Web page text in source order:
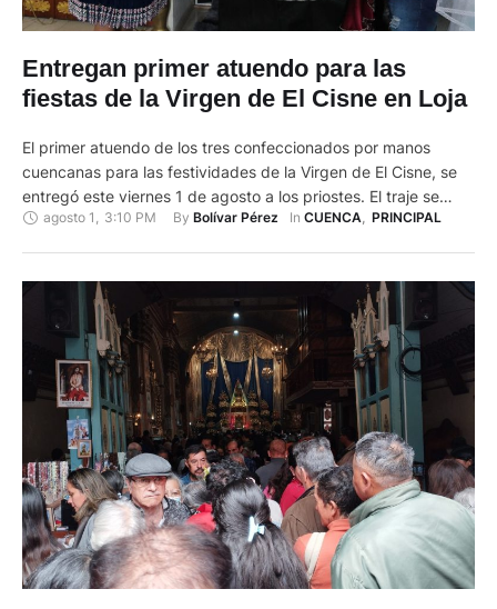
Entregan primer atuendo para las
fiestas de la Virgen de El Cisne en Loja
El primer atuendo de los tres confeccionados por manos
cuencanas para las festividades de la Virgen de El Cisne, se
entregó este viernes 1 de agosto a los priostes. El traje se
caracterizará por dos colores vino y blanco con detalles en
agosto 1 3:10 PM By Bolívar Pérez In CUENCA, PRINCIPAL